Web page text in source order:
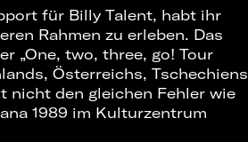
für Billy Talent, habt ihr
Rahmen zu erleben. Das
„One, two, three, go! Tour
Österreichs, Tschechiens
nicht den gleichen Fehler wie
1989 im Kulturzentrum